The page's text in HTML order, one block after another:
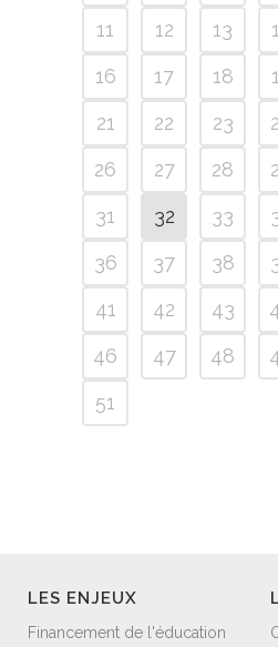
11
12 13
16
17 18
21
22 23
26
27 28
31
32 33
36
37 38
41
42 43
46
47 48
51
LES ENJEUX
Financement de l'éducation